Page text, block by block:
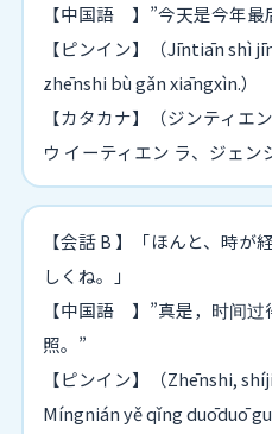
【中国語 】”今天是今年
【ピンイン】（Jīntiān shì
zhēnshi bù gǎn xiāngxìn.）
【カタカナ】（ジンティエ
ウ イーティエン ラ、ジェ
【会話 B 】「ほんと、時
しくね。」
【中国語 】”真是，时间
照。”
【ピンイン】（Zhēnshi,
Míngnián yě qǐng duōduō